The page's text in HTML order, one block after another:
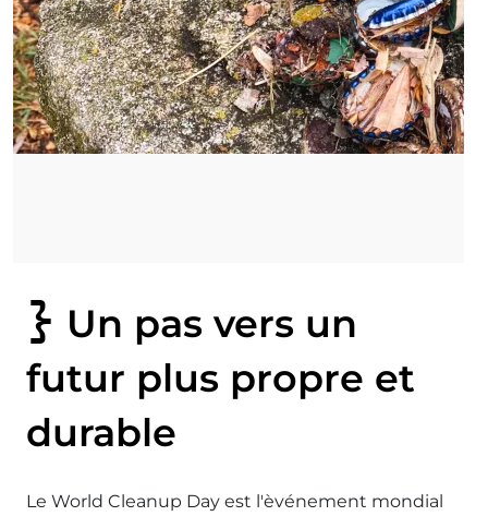
Un pas vers un
futur plus propre et
durable
Le World Cleanup Day est l'èvénement mondial